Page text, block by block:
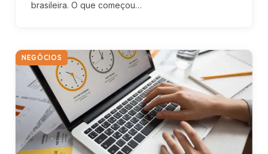
brasileira. O que começou…
NEGÓCIOS